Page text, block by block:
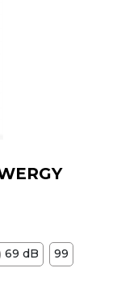
69 dB
99